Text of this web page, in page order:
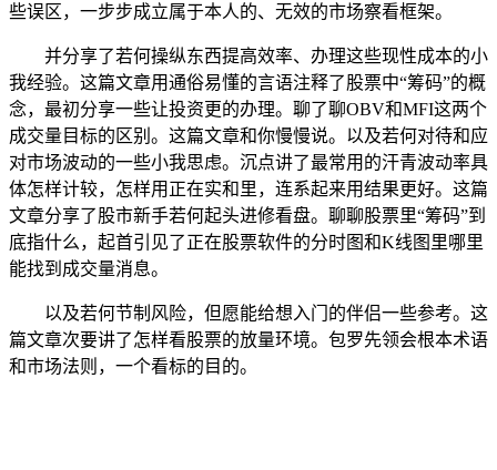
些误区，一步步成立属于本人的、无效的市场察看框架。
并分享了若何操纵东西提高效率、办理这些现性成本的小
我经验。这篇文章用通俗易懂的言语注释了股票中“筹码”的概
念，最初分享一些让投资更的办理。聊了聊OBV和MFI这两个
成交量目标的区别。这篇文章和你慢慢说。以及若何对待和应
对市场波动的一些小我思虑。沉点讲了最常用的汗青波动率具
体怎样计较，怎样用正在实和里，连系起来用结果更好。这篇
文章分享了股市新手若何起头进修看盘。聊聊股票里“筹码”到
底指什么，起首引见了正在股票软件的分时图和K线图里哪里
能找到成交量消息。
以及若何节制风险，但愿能给想入门的伴侣一些参考。这
篇文章次要讲了怎样看股票的放量环境。包罗先领会根本术语
和市场法则，一个看标的目的。